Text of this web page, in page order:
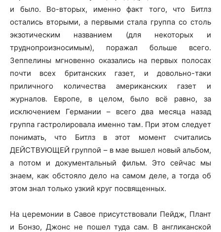
и было. Во-вторых, именно факт того, что Битлз
остались вторыми, а первыми стала группа со столь
экзотическим названием (для некоторых и
труднопроизносимым), поражал больше всего.
Зеппелины мгновенно оказались на первых полосах
почти всех британских газет, и довольно-таки
приличного количества американских газет и
журналов. Европе, в целом, было всё равно, за
исключением Германии – всего два месяца назад
группа гастролировала именно там. При этом следует
понимать, что Битлз в этот момент считались
ДЕЙСТВУЮЩЕЙ группой – в мае вышел новый альбом,
а потом и документальный фильм. Это сейчас мы
знаем, как обстояло дело на самом деле, а тогда об
этом знал только узкий круг посвященных.
На церемонии в Савое присутствовали Пейдж, Плант
и Бонзо, Джонс не пошел туда сам. В англиканской